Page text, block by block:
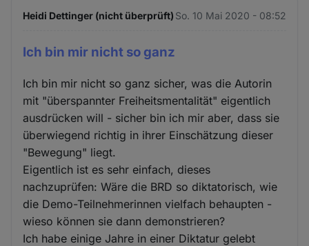
Heidi Dettinger (nicht überprüft) So. 10 Mai 2020 - 08:52
Ich bin mir nicht so ganz
Ich bin mir nicht so ganz sicher, was die Autorin
mit "überspannter Freiheitsmentalität" eigentlich
ausdrücken will - sicher bin ich mir aber, dass sie
überwiegend richtig in ihrer Einschätzung dieser
"Bewegung" liegt.
Eigentlich ist es sehr einfach, dieses
nachzuprüfen: Wäre die BRD so diktatorisch, wie
die Demo-Teilnehmerinnen vielfach behaupten -
wieso können sie dann demonstrieren?
Ich habe einige Jahre in einer Diktatur gelebt